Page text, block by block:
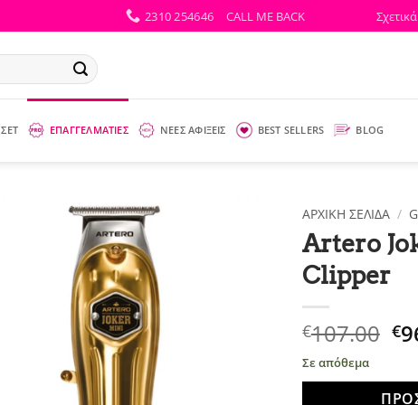
2310 254646 CALL ME BACK
ΣΕΤ ΕΠΑΓΓΕΛΜΑΤΙΕΣ ΝΕΕΣ ΑΦΙΞΕΙΣ BEST SELLERS BLOG
ΑΡΧΙΚΉ ΣΕΛΊΔΑ /
Artero
Clipper
€107.00 €
Σε απόθεμα